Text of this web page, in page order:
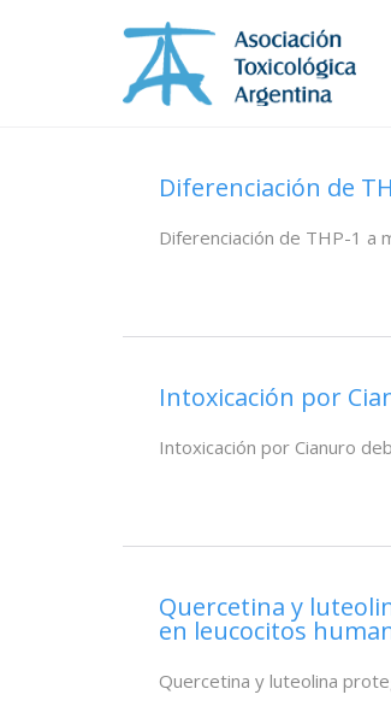
Diferenciación de
Diferenciación de THP-1 a
Intoxicación por
Intoxicación por Cianuro
Quercetina y
en leucocitos
Quercetina y luteolina